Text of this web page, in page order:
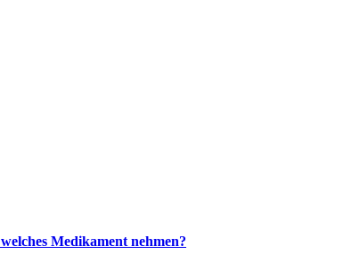
Medikament nehmen?